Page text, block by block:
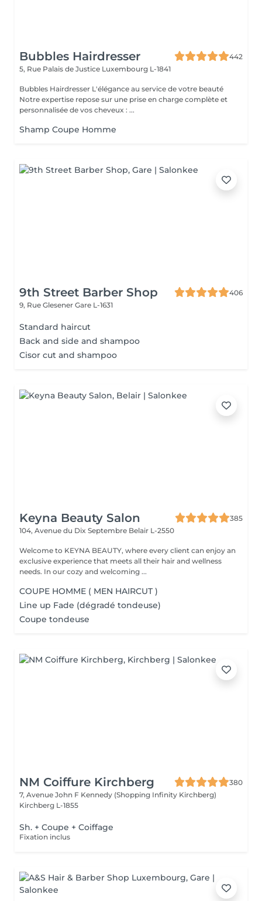
Bubbles Hairdresser
442
5, Rue Palais de Justice Luxembourg L-1841
Bubbles Hairdresser L'élégance au service de votre beauté
Notre expertise repose sur une prise en charge complète et
personnalisée de vos cheveux : ...
Shamp Coupe Homme
9th Street Barber Shop
406
9, Rue Glesener Gare L-1631
Standard haircut
Back and side and shampoo
Cisor cut and shampoo
Keyna Beauty Salon
385
104, Avenue du Dix Septembre Belair L-2550
Welcome to KEYNA BEAUTY, where every client can enjoy an
exclusive experience that meets all their hair and wellness
needs. In our cozy and welcoming ...
COUPE HOMME ( MEN HAIRCUT )
Line up Fade (dégradé tondeuse)
Coupe tondeuse
NM Coiffure Kirchberg
380
7, Avenue John F Kennedy (Shopping Infinity Kirchberg)
Kirchberg L-1855
Sh. + Coupe + Coiffage
Fixation inclus